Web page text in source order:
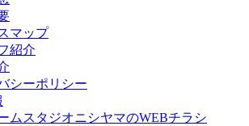
マップ
紹介
シーポリシー
ムスタジオニシヤマのWEBチラシ